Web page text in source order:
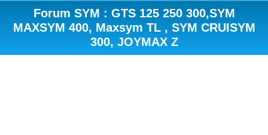
Forum SYM : GTS 125 250 300,SYM
MAXSYM 400, Maxsym TL , SYM CRUISYM
300, JOYMAX Z